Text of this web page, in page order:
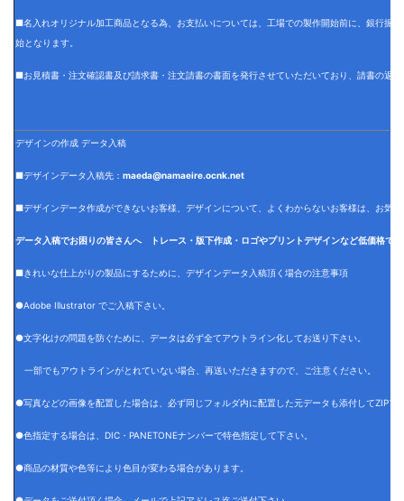
■名入れオリジナル加工商品となる為、お支払いについては、工場での製作開始前に、銀行振
始となります。
■お見積書・注文確認書及び請求書・注文請書の書面を発行させていただいており、請書の返
デザインの作成 データ入稿
■デザインデータ入稿先： maeda@namaeire.ocnk.net
■デザインデータ作成ができないお客様、デザインについて、よくわからないお客様は、お気
データ入稿でお困りの皆さんへ トレース・版下作成・ロゴやプリントデザインなど低価格で
■きれいな仕上がりの製品にするために、デザインデータ入稿頂く場合の注意事項
●Adobe Illustrator でご入稿下さい。
●文字化けの問題を防ぐために、データは必ず全てアウトライン化してお送り下さい。
一部でもアウトラインがとれていない場合、再送いただきますので、ご注意ください。
●写真などの画像を配置した場合は、必ず同じフォルダ内に配置した元データも添付してZIPフ
●色指定する場合は、DIC・PANETONEナンバーで特色指定して下さい。
●商品の材質や色等により色目が変わる場合があります。